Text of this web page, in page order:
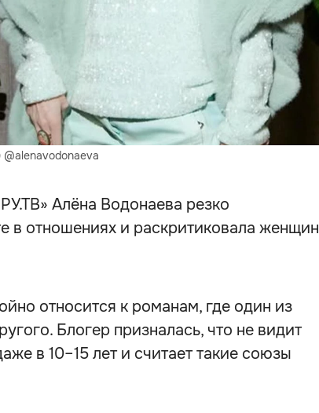
Алёна Водонаева резко
в отношениях и раскритиковала женщин
относится к романам, где один из
Блогер призналась, что не видит
в 10–15 лет и считает такие союзы